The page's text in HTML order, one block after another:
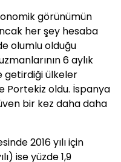
görünümün
her şey hesaba
olumlu olduğu
6 aylık
getirdiği ülkeler
Portekiz oldu. İspanya
bir kez daha daha
2016 yılı için
ise yüzde 1,9